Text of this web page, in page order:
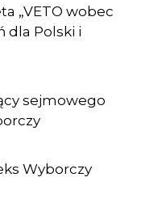
„VETO wobec
dla Polski i
sejmowego
Wyborczy